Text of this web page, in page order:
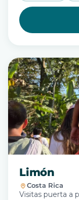
Limón
Costa Rica
Visitas puerta a